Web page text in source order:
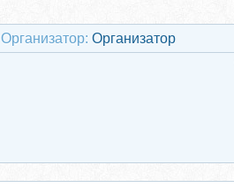
Организатор: Организатор